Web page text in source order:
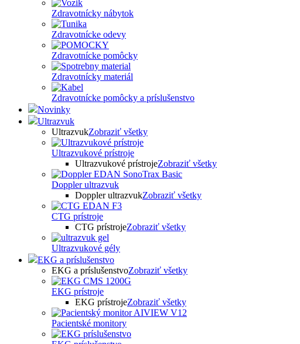
Zdravotnícky nábytok
Zdravotnícke odevy
Zdravotnícke pomôcky
Zdravotnícky materiál
Zdravotnícke pomôcky a príslušenstvo
Novinky
Ultrazvuk
UltrazvukZobraziť všetky
Ultrazvukové prístroje
Ultrazvukové prístrojeZobraziť všetky
Doppler ultrazvuk
Doppler ultrazvukZobraziť všetky
CTG prístroje
CTG prístrojeZobraziť všetky
Ultrazvukové gély
EKG a príslušenstvo
EKG a príslušenstvoZobraziť všetky
EKG prístroje
EKG prístrojeZobraziť všetky
Pacientské monitory